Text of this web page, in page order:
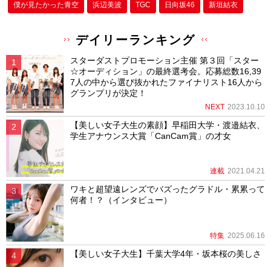
僕が⾒たかった⻘空 浜辺美波 TGC 日向坂46 新垣結衣
デイリーランキング
スターダストプロモーション主催 第３回「スター
☆オーディション」の最終選考会。応募総数16,39
7人の中から選び抜かれたファイナリスト16人から
グランプリが決定！
NEXT 2023.10.10
【美しい女子大生の素顔】早稲田大学・渡邉結衣、
学生アナウンス大賞「CanCam賞」の才女
連載 2021.04.21
ワキと超望遠レンズでバズったグラドル・累累って
何者！？（インタビュー）
特集 2025.06.16
【美しい女子大生】千葉大学4年・坂本桜の美しさ